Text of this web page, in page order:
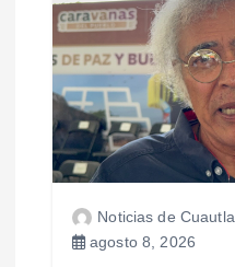
ó
n
d
e
Noticias de Cuautla
agosto 8, 2026